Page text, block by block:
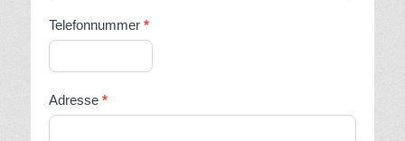
Telefonnummer *
Adresse *
Adresse